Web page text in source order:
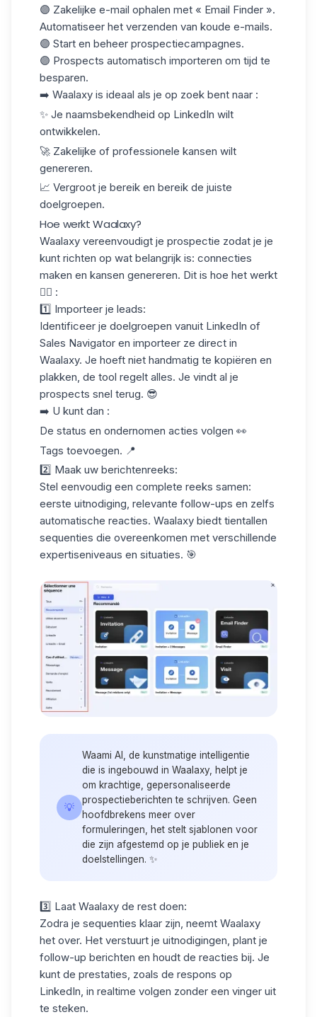
🟣 Zakelijke e-mail ophalen met « Email Finder ».
Automatiseer het verzenden van koude e-mails.
🟣 Start en beheer prospectiecampagnes.
🟣 Prospects automatisch importeren om tijd te
besparen.
➡️ Waalaxy is ideaal als je op zoek bent naar :
✨ Je naamsbekendheid op LinkedIn wilt
ontwikkelen.
🚀 Zakelijke of professionele kansen wilt
genereren.
📈 Vergroot je bereik en bereik de juiste
doelgroepen.
Hoe werkt Waalaxy?
Waalaxy vereenvoudigt je prospectie zodat je je
kunt richten op wat belangrijk is: connecties
maken en kansen genereren. Dit is hoe het werkt
👇🏻 :
1️⃣ Importeer je leads:
Identificeer je doelgroepen vanuit LinkedIn of
Sales Navigator en importeer ze direct in
Waalaxy. Je hoeft niet handmatig te kopiëren en
plakken, de tool regelt alles. Je vindt al je
prospects snel terug. 😎
➡️ U kunt dan :
De status en ondernomen acties volgen 👀
Tags toevoegen. 📍
2️⃣ Maak uw berichtenreeks:
Stel eenvoudig een complete reeks samen:
eerste uitnodiging, relevante follow-ups en zelfs
automatische reacties. Waalaxy biedt tientallen
sequenties die overeenkomen met verschillende
expertiseniveaus en situaties. 🎯
💡
Waami AI
, de kunstmatige intelligentie
die is ingebouwd in Waalaxy, helpt je
om krachtige, gepersonaliseerde
prospectieberichten te schrijven. Geen
hoofdbrekens meer over
formuleringen, het stelt sjablonen voor
die zijn afgestemd op je publiek en je
doelstellingen. ✨
3️⃣ Laat Waalaxy de rest doen:
Zodra je sequenties klaar zijn, neemt Waalaxy
het over. Het verstuurt je uitnodigingen, plant je
follow-up berichten en houdt de reacties bij. Je
kunt de prestaties, zoals de respons op
LinkedIn, in realtime volgen zonder een vinger uit
te steken.